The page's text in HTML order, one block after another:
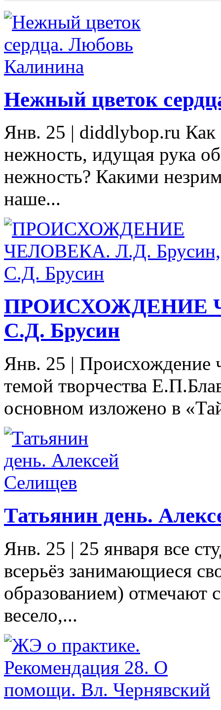
Нежный цветок
Янв. 25 | diddlybop.ru
нежность, идущая рука
нежность? Какими
наше...
ПРОИСХОЖДЕНИЕ
С.Д. Брусин
Янв. 25 | Происхождение
темой творчества
основном изложено в
Татьянин день.
Янв. 25 | 25 января все
всерьёз занимающиеся
образованием) отмечают
весело,...